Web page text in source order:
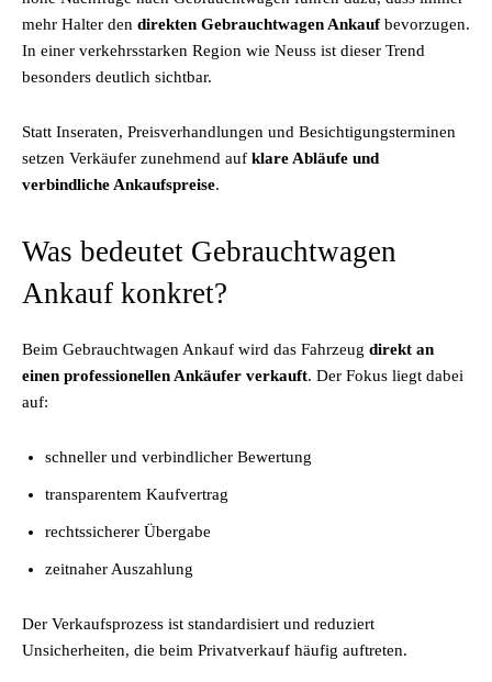
mehr Halter den direkten Gebrauchtwagen Ankaufbevorzugen.
In einer verkehrsstarken Region wie Neuss ist dieser Trend
besonders deutlich sichtbar.
Statt Inseraten, Preisverhandlungen und Besichtigungsterminen
setzen Verkäufer zunehmend auf klare Abläufe und
verbindliche Ankaufspreise.
Was bedeutet Gebrauchtwagen
Ankauf konkret?
Beim Gebrauchtwagen Ankauf wird das Fahrzeug direkt an
einen professionellen Ankäufer verkauft. Der Fokus liegt dabei
auf:
schneller und verbindlicher Bewertung
transparentem Kaufvertrag
rechtssicherer Übergabe
zeitnaher Auszahlung
Der Verkaufsprozess ist standardisiert und reduziert
Unsicherheiten, die beim Privatverkauf häufig auftreten.